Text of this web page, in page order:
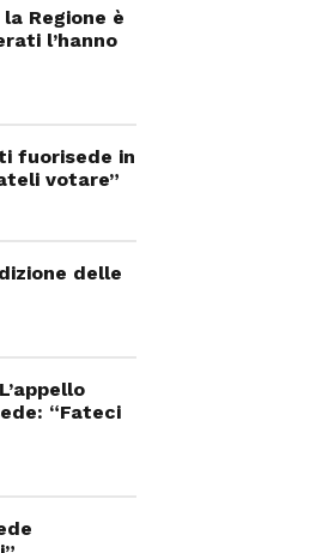
Regione è
l’hanno
fuorisede in
votare”
delle
“Fateci